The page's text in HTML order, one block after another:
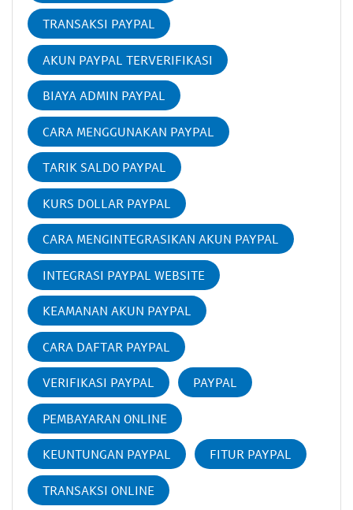
TRANSAKSI PAYPAL
AKUN PAYPAL TERVERIFIKASI
BIAYA ADMIN PAYPAL
CARA MENGGUNAKAN PAYPAL
TARIK SALDO PAYPAL
KURS DOLLAR PAYPAL
CARA MENGINTEGRASIKAN AKUN PAYPAL
INTEGRASI PAYPAL WEBSITE
KEAMANAN AKUN PAYPAL
CARA DAFTAR PAYPAL
VERIFIKASI PAYPAL PAYPAL
PEMBAYARAN ONLINE
KEUNTUNGAN PAYPAL FITUR PAYPAL
TRANSAKSI ONLINE